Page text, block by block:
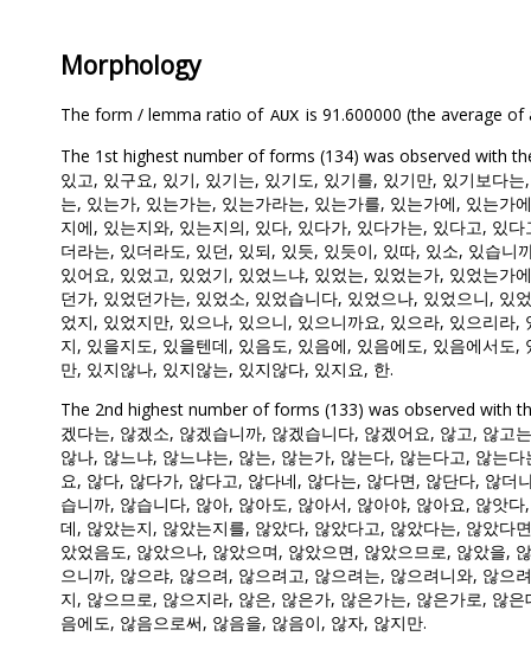
Morphology
The form / lemma ratio of AUX is 91.600000 (the average
The 1st highest number of forms (134) was observed with
있고, 있구요, 있기, 있기는, 있기도, 있기를, 있기만, 있기보다
는, 있는가, 있는가는, 있는가라는, 있는가를, 있는가에, 있는가
지에, 있는지와, 있는지의, 있다, 있다가, 있다가는, 있다고, 있
더라는, 있더라도, 있던, 있되, 있듯, 있듯이, 있따, 있소, 있습
있어요, 있었고, 있었기, 있었느냐, 있었는, 있었는가, 있었는가
던가, 있었던가는, 있었소, 있었습니다, 있었으나, 있었으니, 있
었지, 있었지만, 있으나, 있으니, 있으니까요, 있으라, 있으리
지, 있을지도, 있을텐데, 있음도, 있음에, 있음에도, 있음에서
만, 있지않나, 있지않는, 있지않다, 있지요, 한.
The 2nd highest number of forms (133) was observed with
겠다는, 않겠소, 않겠습니까, 않겠습니다, 않겠어요, 않고, 않
않나, 않느냐, 않느냐는, 않는, 않는가, 않는다, 않는다고, 않는
요, 않다, 않다가, 않다고, 않다네, 않다는, 않다면, 않단다, 않
습니까, 않습니다, 않아, 않아도, 않아서, 않아야, 않아요, 않앗
데, 않았는지, 않았는지를, 않았다, 않았다고, 않았다는, 않았다
았었음도, 않았으나, 않았으며, 않았으면, 않았으므로, 않았을,
으니까, 않으랴, 않으려, 않으려고, 않으려는, 않으려니와, 않으
지, 않으므로, 않으지라, 않은, 않은가, 않은가는, 않은가로, 않
음에도, 않음으로써, 않음을, 않음이, 않자, 않지만.